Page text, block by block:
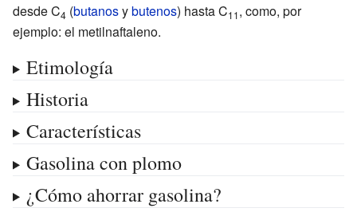
desde C4 (butanosybutenos) hasta C11, como, por
ejemplo: el metilnaftaleno.
Etimología
Historia
Características
Gasolina con plomo
¿Cómo ahorrar gasolina?